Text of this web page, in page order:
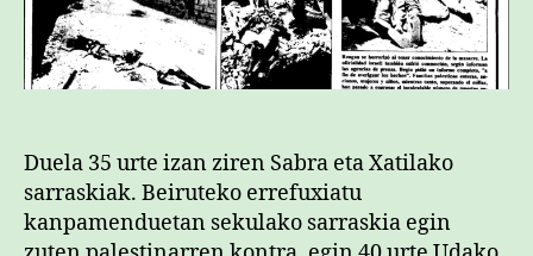
sarreran
Duela 35 urte izan ziren Sabra eta Xatilako
sarraskiak. Beiruteko errefuxiatu
kanpamenduetan sekulako sarraskia egin